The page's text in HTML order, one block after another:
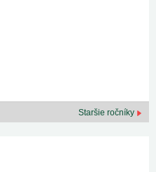
Staršie ročníky